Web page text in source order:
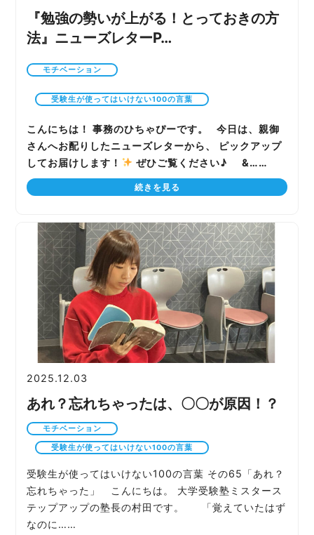
『勉強の勢いが上がる！とっておきの方
法』ニューズレターP…
モチベーション
受験生が使ってはいけない100の言葉
こんにちは！ 事務のひちゃぴーです。 今日は、親御
さんへお配りしたニューズレターから、 ピックアップ
してお届けします！
ぜひご覧ください♪ &……
続きを見る
2025.12.03
あれ？忘れちゃったは、〇〇が原因！？
モチベーション
受験生が使ってはいけない100の言葉
受験生が使ってはいけない100の言葉 その65「あれ？
忘れちゃった」 こんにちは。 大学受験塾ミスタース
テップアップの塾長の村田です。 「覚えていたはず
なのに……